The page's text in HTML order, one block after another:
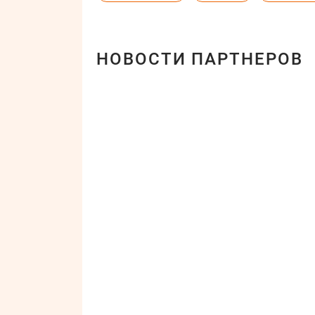
НОВОСТИ ПАРТНЕРОВ